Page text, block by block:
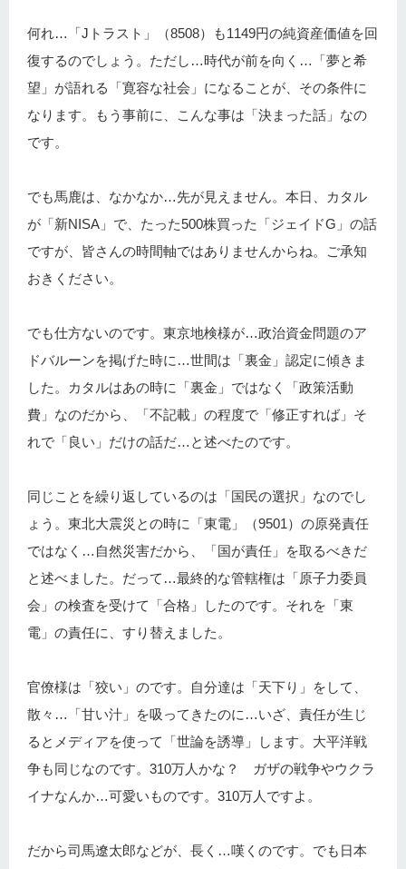
何れ…「Jトラスト」（8508）も1149円の純資産価値を回
復するのでしょう。ただし…時代が前を向く…「夢と希
望」が語れる「寛容な社会」になることが、その条件に
なります。もう事前に、こんな事は「決まった話」なの
です。
でも馬鹿は、なかなか…先が見えません。本日、カタル
が「新NISA」で、たった500株買った「ジェイドG」の話
ですが、皆さんの時間軸ではありませんからね。ご承知
おきください。
でも仕方ないのです。東京地検様が…政治資金問題のア
ドバルーンを掲げた時に…世間は「裏金」認定に傾きま
した。カタルはあの時に「裏金」ではなく「政策活動
費」なのだから、「不記載」の程度で「修正すれば」そ
れで「良い」だけの話だ…と述べたのです。
同じことを繰り返しているのは「国民の選択」なのでし
ょう。東北大震災との時に「東電」（9501）の原発責任
ではなく…自然災害だから、「国が責任」を取るべきだ
と述べました。だって…最終的な管轄権は「原子力委員
会」の検査を受けて「合格」したのです。それを「東
電」の責任に、すり替えました。
官僚様は「狡い」のです。自分達は「天下り」をして、
散々…「甘い汁」を吸ってきたのに…いざ、責任が生じ
るとメディアを使って「世論を誘導」します。大平洋戦
争も同じなのです。310万人かな？ ガザの戦争やウクラ
イナなんか…可愛いものです。310万人ですよ。
だから司馬遼太郎などが、長く…嘆くのです。でも日本